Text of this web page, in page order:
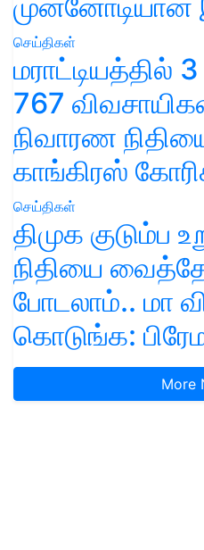
செய்திகள்
மராட்டியத்தில்
767
நிவாரண
காங்கிரஸ்
செய்திகள்
திமுக குடும்ப
நிதியை
போடலாம்.. மா
கொடுங்க:
More